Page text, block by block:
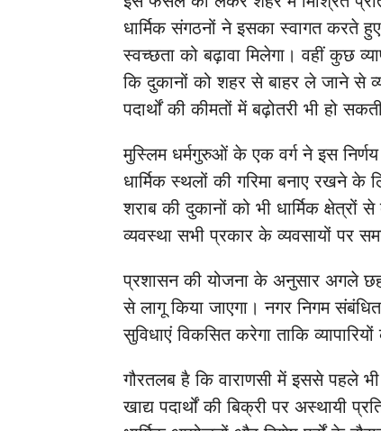
धार्मिक संगठनों ने इसका स्वागत करते
स्वच्छता को बढ़ावा मिलेगा। वहीं कुछ
कि दुकानों को शहर से बाहर ले जाने से
पदार्थों की कीमतों में बढ़ोतरी भी हो
मुस्लिम धर्मगुरुओं के एक वर्ग ने इस
धार्मिक स्थलों की गरिमा बनाए रखने के
शराब की दुकानों को भी धार्मिक
व्यवस्था सभी प्रकार के व्यवसायों पर
प्रशासन की योजना के अनुसार अगले छह
से लागू किया जाएगा। नगर निगम
सुविधाएं विकसित करेगा ताकि
गौरतलब है कि वाराणसी में इससे पहले
खाद्य पदार्थों की बिक्री पर अस्थायी